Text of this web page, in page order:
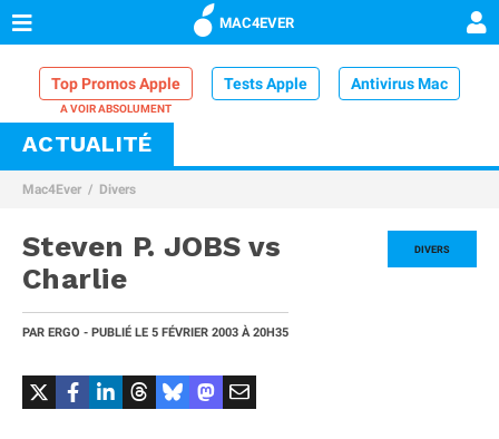
MAC4EVER
Top Promos Apple Tests Apple Antivirus Mac
VPN Mac
Comparatif iPhone
ACTUALITÉ
Mac4Ever Divers
DIVERS
Steven P. JOBS vs
Charlie
PAR ERGO - PUBLIÉ LE 5 FÉVRIER 2003 À 20H35